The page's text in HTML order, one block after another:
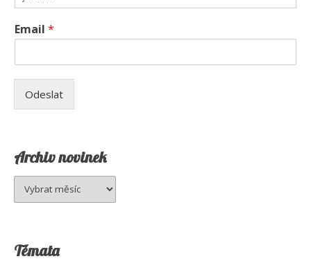
Email *
Odeslat
Archiv novinek
Archiv
novinek
Témata